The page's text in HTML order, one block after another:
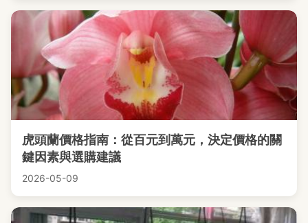
虎頭蘭價格指南：從百元到萬元，決定價格的關
鍵因素與選購建議
2026-05-09